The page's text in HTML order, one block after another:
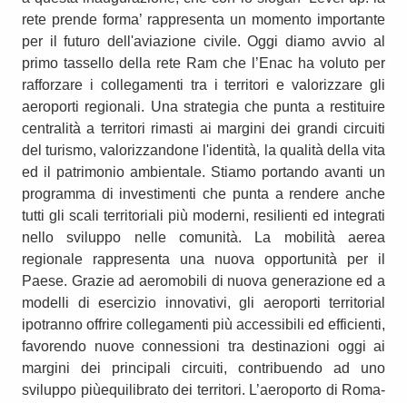
rete prende forma’ rappresenta un momento importante
per il futuro dell'aviazione civile. Oggi diamo avvio al
primo tassello della rete Ram che l’Enac ha voluto per
rafforzare i collegamenti tra i territori e valorizzare gli
aeroporti regionali. Una strategia che punta a restituire
centralità a territori rimasti ai margini dei grandi circuiti
del turismo, valorizzandone l'identità, la qualità della vita
ed il patrimonio ambientale. Stiamo portando avanti un
programma di investimenti che punta a rendere anche
tutti gli scali territoriali più moderni, resilienti ed integrati
nello sviluppo nelle comunità. La mobilità aerea
regionale rappresenta una nuova opportunità per il
Paese. Grazie ad aeromobili di nuova generazione ed a
modelli di esercizio innovativi, gli aeroporti territorial
ipotranno offrire collegamenti più accessibili ed efficienti,
favorendo nuove connessioni tra destinazioni oggi ai
margini dei principali circuiti, contribuendo ad uno
sviluppo piùequilibrato dei territori. L’aeroporto di Roma-